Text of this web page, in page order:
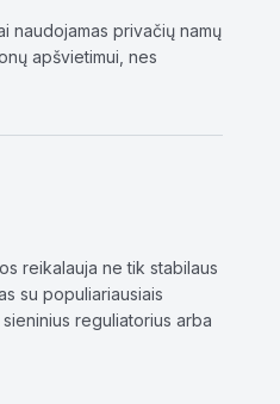
naudojamas privačių namų
apšvietimui, nes
reikalauja ne tik stabilaus
su populiariausiais
reguliatorius arba